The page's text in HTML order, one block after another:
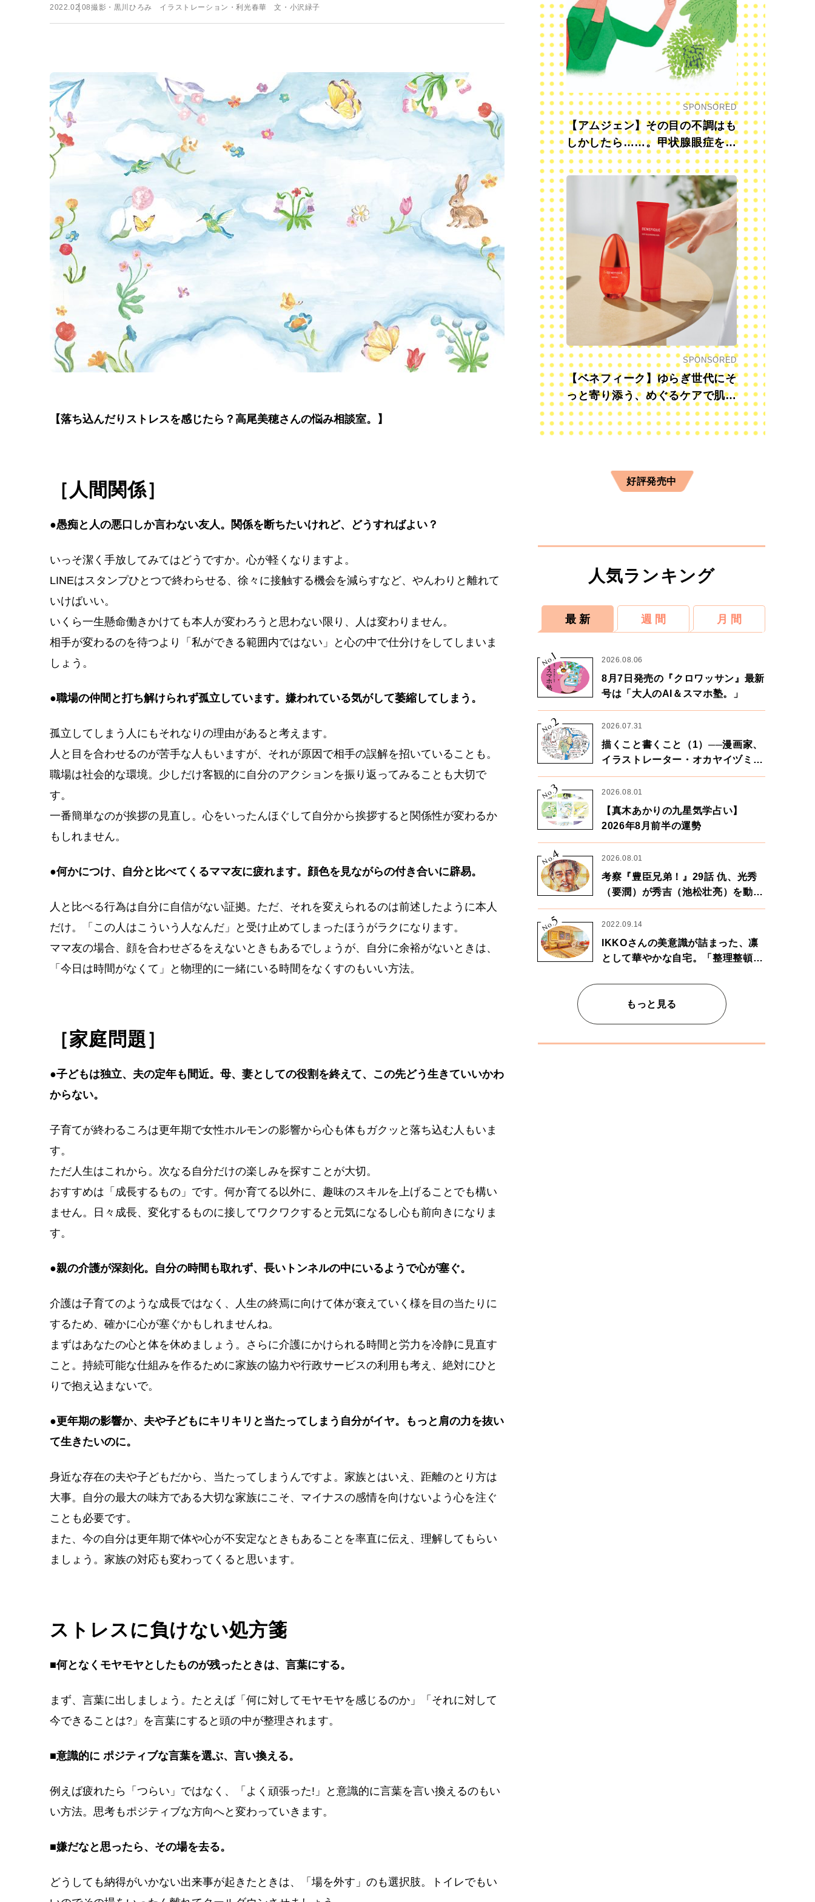
2022.02.08撮影・黒川ひろみ イラストレーション・利光春華 文・小沢緑子
【落ち込んだりストレスを感じたら？高尾美穂さんの悩み相談室。】
［人間関係］
●愚痴と人の悪口しか言わない友人。関係を断ちたいけれど、どうすればよい？
いっそ潔く手放してみてはどうですか。心が軽くなりますよ。
LINEはスタンプひとつで終わらせる、徐々に接触する機会を減らすなど、やんわりと離れて
いけばいい。
いくら一生懸命働きかけても本人が変わろうと思わない限り、人は変わりません。
相手が変わるのを待つより「私ができる範囲内ではない」と心の中で仕分けをしてしまいま
しょう。
●職場の仲間と打ち解けられず孤立しています。嫌われている気がして萎縮してしまう。
孤立してしまう人にもそれなりの理由があると考えます。
人と目を合わせるのが苦手な人もいますが、それが原因で相手の誤解を招いていることも。
職場は社会的な環境。少しだけ客観的に自分のアクションを振り返ってみることも大切で
す。
一番簡単なのが挨拶の見直し。心をいったんほぐして自分から挨拶すると関係性が変わるか
もしれません。
●何かにつけ、自分と比べてくるママ友に疲れます。顔色を見ながらの付き合いに辟易。
人と比べる行為は自分に自信がない証拠。ただ、それを変えられるのは前述したように本人
だけ。「この人はこういう人なんだ」と受け止めてしまったほうがラクになります。
ママ友の場合、顔を合わせざるをえないときもあるでしょうが、自分に余裕がないときは、
「今日は時間がなくて」と物理的に一緒にいる時間をなくすのもいい方法。
［家庭問題］
●子どもは独立、夫の定年も間近。母、妻としての役割を終えて、この先どう生きていいかわ
からない。
子育てが終わるころは更年期で女性ホルモンの影響から心も体もガクッと落ち込む人もいま
す。
ただ人生はこれから。次なる自分だけの楽しみを探すことが大切。
おすすめは「成長するもの」です。何か育てる以外に、趣味のスキルを上げることでも構い
ません。日々成長、変化するものに接してワクワクすると元気になるし心も前向きになりま
す。
●親の介護が深刻化。自分の時間も取れず、長いトンネルの中にいるようで心が塞ぐ。
介護は子育てのような成長ではなく、人生の終焉に向けて体が衰えていく様を目の当たりに
するため、確かに心が塞ぐかもしれませんね。
まずはあなたの心と体を休めましょう。さらに介護にかけられる時間と労力を冷静に見直す
こと。持続可能な仕組みを作るために家族の協力や行政サービスの利用も考え、絶対にひと
りで抱え込まないで。
●更年期の影響か、夫や子どもにキリキリと当たってしまう自分がイヤ。もっと肩の力を抜い
て生きたいのに。
身近な存在の夫や子どもだから、当たってしまうんですよ。家族とはいえ、距離のとり方は
大事。自分の最大の味方である大切な家族にこそ、マイナスの感情を向けないよう心を注ぐ
ことも必要です。
また、今の自分は更年期で体や心が不安定なときもあることを率直に伝え、理解してもらい
ましょう。家族の対応も変わってくると思います。
ストレスに負けない処方箋
■何となくモヤモヤとしたものが残ったときは、言葉にする。
まず、言葉に出しましょう。たとえば「何に対してモヤモヤを感じるのか」「それに対して
今できることは?」を言葉にすると頭の中が整理されます。
■意識的に ポジティブな言葉を選ぶ、言い換える。
例えば疲れたら「つらい」ではなく、「よく頑張った!」と意識的に言葉を言い換えるのもい
い方法。思考もポジティブな方向へと変わっていきます。
■嫌だなと思ったら、その場を去る。
どうしても納得がいかない出来事が起きたときは、「場を外す」のも選択肢。トイレでもい
SPONSORED
【アムジェン】その目の不調はも
しかしたら……。甲状腺眼症を知
っていますか？
SPONSORED
【ベネフィーク】ゆらぎ世代にそ
っと寄り添う、めぐるケアで肌も
心も前向きに
好評発売中
人気ランキング
最 新 週 間 月 間
No.
1 2026.08.06
8月7日発売の『クロワッサン』最新
号は「大人のAI＆スマホ塾。」
No.2 2026.07.31
描くこと書くこと（1）──漫画家、
イラストレーター・オカヤイヅミさ
ん×漫画家・鶴谷香央理さん
No.
3 2026.08.01
【真木あかりの九星気学占い】
2026年8月前半の運勢
No.
4 2026.08.01
考察『豊臣兄弟！』29話 仇、光秀
（要潤）が秀吉（池松壮亮）を動か
す。天下に向けた兄弟の分岐点。
No.
5 2022.09.14
IKKOさんの美意識が詰まった、凛
として華やかな自宅。「整理整頓は
もっと見る